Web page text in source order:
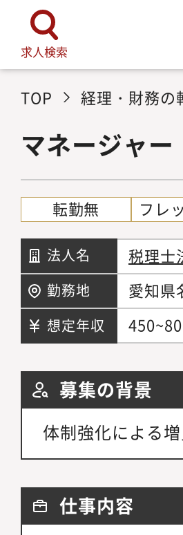
求人検索
TOP 経理・財務の
マネージャ
転勤無 フレ
法人名 税理士
勤務地 愛知県
想定年収
募集の背景
体制強化による
仕事内容